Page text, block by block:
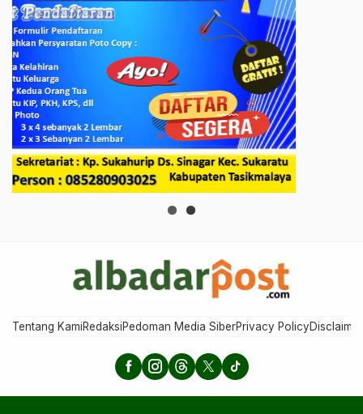
Tentang KamiRedaksiPedoman Media SiberPrivacy PolicyDisclaimer